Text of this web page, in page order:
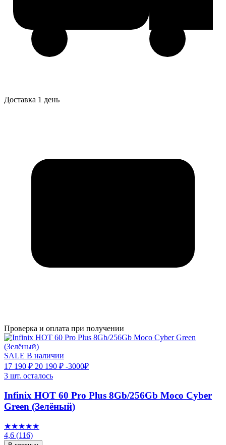
Доставка 1 день
Проверка и оплата при получении
SALE В наличии
17 190 ₽ 20 190 ₽ -3000₽
3 шт. осталось
Infinix HOT 60 Pro Plus 8Gb/256Gb Moco Cyber
Green (Зелёный)
★★★★★
4,6 (116)